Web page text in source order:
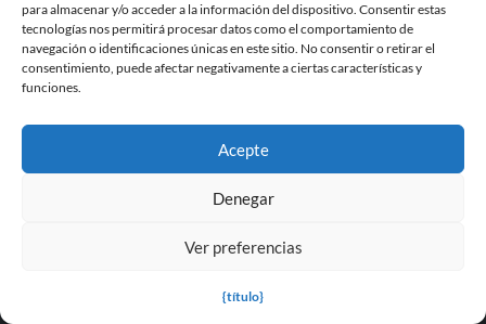
para almacenar y/o acceder a la información del dispositivo. Consentir estas
tecnologías nos permitirá procesar datos como el comportamiento de
navegación o identificaciones únicas en este sitio. No consentir o retirar el
consentimiento, puede afectar negativamente a ciertas características y
funciones.
Acepte
Denegar
Ver preferencias
{título}
Contact us
Disclaimer
Popular Games
Popular Trainers
Popular Mods
Popular Cheats